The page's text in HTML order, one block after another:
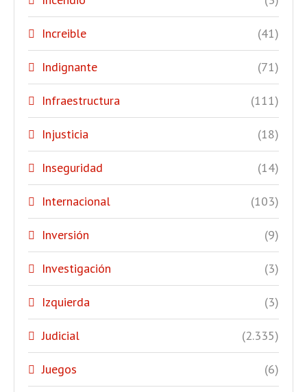
Increible (41)
Indignante (71)
Infraestructura (111)
Injusticia (18)
Inseguridad (14)
Internacional (103)
Inversión (9)
Investigación (3)
Izquierda (3)
Judicial (2.335)
Juegos (6)